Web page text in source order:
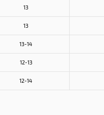
13
13
13-14
12-13
12-14